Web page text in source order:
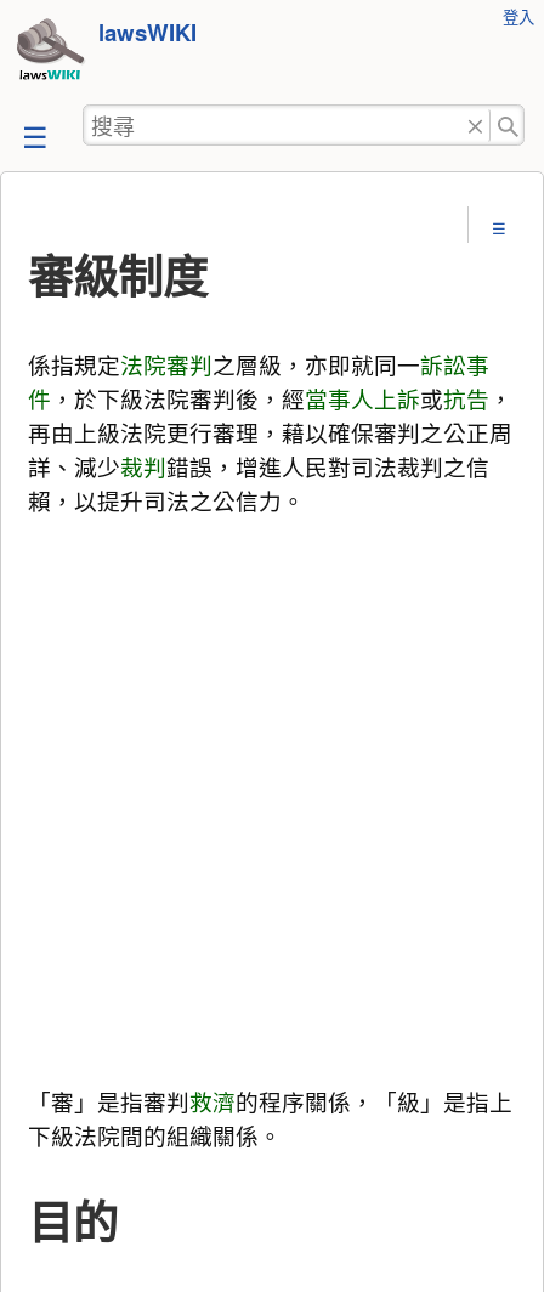
跳
至
容
lawsWIKI
工
登入
搜
尋
審級制度
係指規定法院審判之層級，亦即就同一訴訟事
件 ，於下級法院審判後，經當事人 上訴或抗告 ，
再由上級法院更行審理，藉以確保審判之公正周
詳、減少裁判錯誤，增進人民對司法裁判之信
賴，以提升司法之公信力。
「審」是指審判救濟的程序關係，「級」是指上
下級法院間的組織關係。
目的